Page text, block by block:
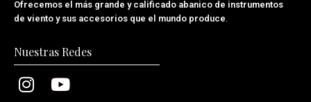
Ofrecemos el más grande y calificado abanico de instrumentos
de viento y sus accesorios que el mundo produce.
Nuestras Redes